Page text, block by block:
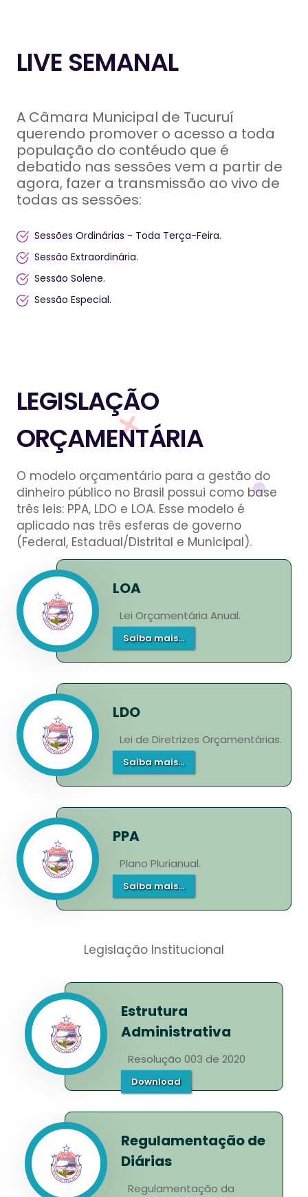
LIVE SEMANAL
A Câmara Municipal de Tucuruí
querendo promover o acesso a toda
população do contéudo que é
debatido nas sessões vem a partir de
agora, fazer a transmissão ao vivo de
todas as sessões:
Sessões Ordinárias - Toda Terça-Feira.
Sessão Extraordinária.
Sessão Solene.
Sessão Especial.
LEGISLAÇÃO
ORÇAMENTÁRIA
O modelo orçamentário para a gestão do
dinheiro público no Brasil possui como base
três leis: PPA, LDO e LOA. Esse modelo é
aplicado nas três esferas de governo
(Federal, Estadual/Distrital e Municipal).
LOA
Lei Orçamentária Anual.
Saiba mais...
LDO
Lei de Diretrizes Orçamentárias.
Saiba mais...
PPA
Plano Plurianual.
Saiba mais...
Legislação Institucional
Estrutura
Administrativa
Resolução 003 de 2020
Download
Regulamentação de
Diárias
Regulamentação da